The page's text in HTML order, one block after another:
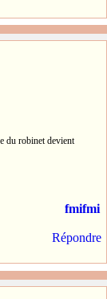
du robinet devient
fmifmi
Répondre